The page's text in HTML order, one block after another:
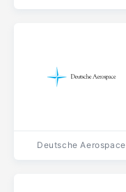
Deutsche Aerospace